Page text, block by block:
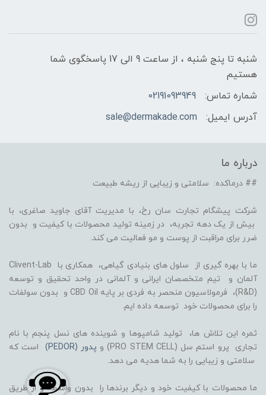
شنبه تا پنج شنبه ، از ساعت 9 الی 17 پاسخگوی شما
هستیم
شماره تماس:
02191093949
آدرس ایمیل:
sale@dermakade.com
درباره ما
## درماکده: سلامتی و زیبایی از ریشه طبیعت
شرکت پیشگام تجارت سان رخ، با مدیریت آقای جاوید صاغری، با
بیش از یک دهه تجربه، در زمینه تولید محصولات با کیفیت و بدون
ضرر برای مراقبت از پوست و مو فعالیت می کند.
ما با بهره گیری از سلول های بنیادی گیاهی، همکاری با Clivent-Lab
آلمان و تیم متخصصان ایرانی و آلمانی در واحد تحقیق و توسعه
(R&D)، فرمولاسیون منحصر به فردی بر پایه CBD Oil و بدون سولفات
را برای محصولات خود توسعه داده ایم.
ثمره این تلاش ها، تولید شامپوها و شوینده های نسل پنجم با نام
تجاری پرو استم سل (PRO STEM CELL) و
پدور (PEDOR)
است که
سلامتی و زیبایی را به شما هدیه می دهد.
ما محصولات با کیفیت خود و دیگر برندها را بدون واسطه و از طریق